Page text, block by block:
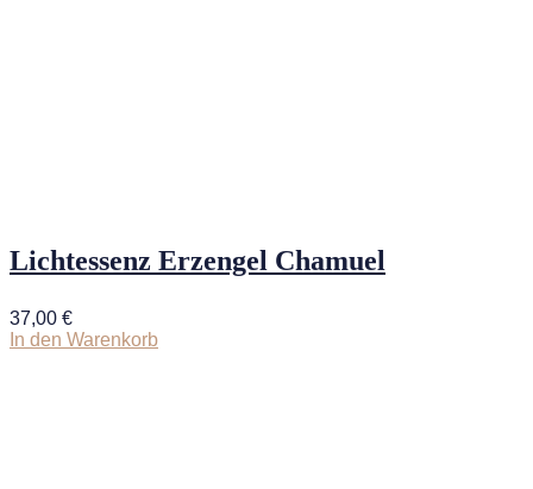
Lichtessenz Erzengel Chamuel
37,00 €
In den Warenkorb